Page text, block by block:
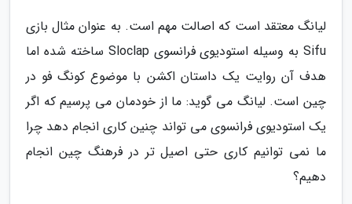
لیانگ معتقد است که اصالت مهم است. به عنوان مثال بازی
Sifu به وسیله استودیوی فرانسوی Sloclap ساخته شده اما
هدف آن روایت یک داستان اکشن با موضوع کونگ فو در
چین است. لیانگ می گوید: ما از خودمان می پرسیم که اگر
یک استودیوی فرانسوی می تواند چنین کاری انجام دهد چرا
ما نمی توانیم کاری حتی اصیل تر در فرهنگ چین انجام
دهیم؟